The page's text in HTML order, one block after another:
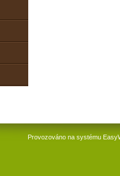
Provozováno na systému